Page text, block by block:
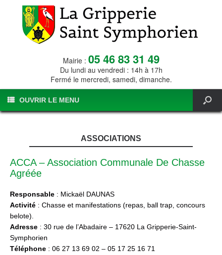
Mairie : 05 46 83 31 49
Du lundi au vendredi : 14h à 17h
Fermé le mercredi, samedi, dimanche.
OUVRIR LE MENU
ASSOCIATIONS
ACCA – Association Communale De Chasse
Agréée
Responsable : Mickaël DAUNAS
Activité : Chasse et manifestations (repas, ball trap, concours
belote).
Adresse : 30 rue de l’Abadaire – 17620 La Gripperie-Saint-
Symphorien
Téléphone : 06 27 13 69 02 – 05 17 25 16 71